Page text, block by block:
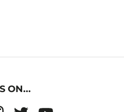
ON...